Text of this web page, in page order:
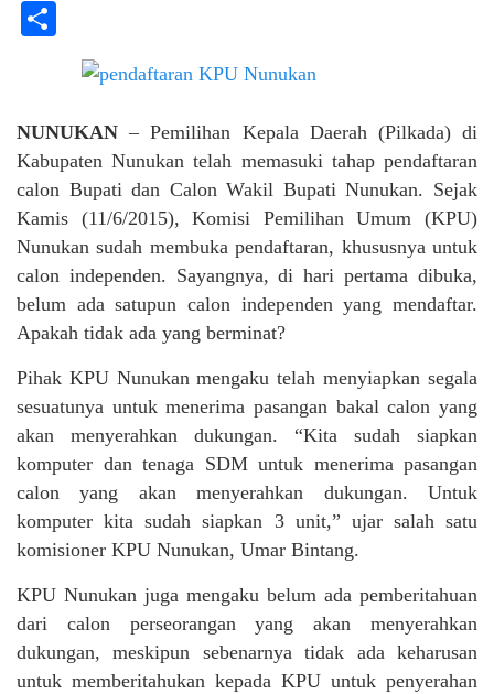
NUNUKAN – Pemilihan Kepala Daerah (Pilkada) di
Kabupaten Nunukan telah memasuki tahap pendaftaran
calon Bupati dan Calon Wakil Bupati Nunukan. Sejak
Kamis (11/6/2015), Komisi Pemilihan Umum (KPU)
Nunukan sudah membuka pendaftaran, khususnya untuk
calon independen. Sayangnya, di hari pertama dibuka,
belum ada satupun calon independen yang mendaftar.
Apakah tidak ada yang berminat?
Pihak KPU Nunukan mengaku telah menyiapkan segala
sesuatunya untuk menerima pasangan bakal calon yang
akan menyerahkan dukungan. “Kita sudah siapkan
komputer dan tenaga SDM untuk menerima pasangan
calon yang akan menyerahkan dukungan. Untuk
komputer kita sudah siapkan 3 unit,” ujar salah satu
komisioner KPU Nunukan, Umar Bintang.
KPU Nunukan juga mengaku belum ada pemberitahuan
dari calon perseorangan yang akan menyerahkan
dukungan, meskipun sebenarnya tidak ada keharusan
untuk memberitahukan kepada KPU untuk penyerahan